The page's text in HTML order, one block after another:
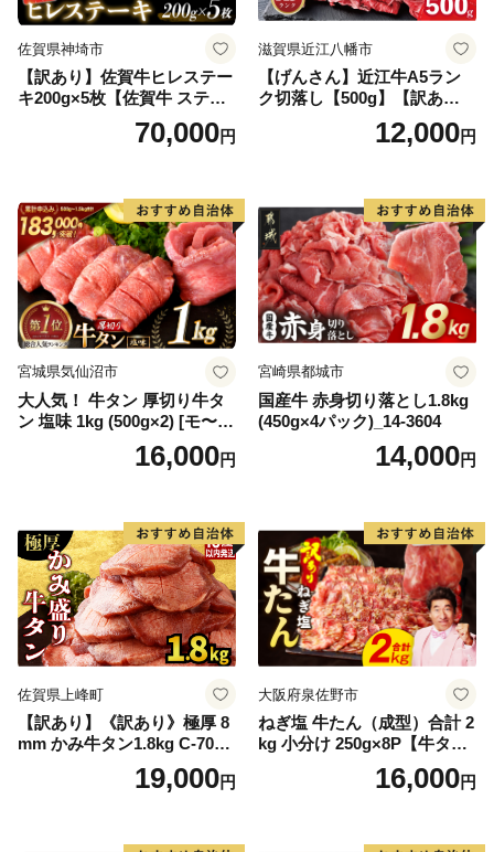
佐賀県神埼市
【訳あり】佐賀牛ヒレステー
キ200g×5枚【佐賀牛 ステー
キ ブランド肉 ヒレ肉 フィレ
肉 ジューシー ヘルシー】(H0
70,000円
滋賀県近江八幡市
【げんさん】近江牛A5ラン
ク切落し【500g】【訳あり】
12,000円
宮城県気仙沼市
大人気！ 牛タン 厚切り牛タ
ン 塩味 1kg (500g×2) [モ〜ラ
ンド 宮城県 気仙沼市 205646
60] 肉 牛肉 精肉 牛たん 牛タ
厚切り タン
16,000円
宮崎県都城市
国産牛 赤身切り落とし1.8kg
(450g×4パック)_14-3604
14,000円
佐賀県上峰町
【訳あり】《訳あり》極厚 8
mm かみ牛タン1.8kg C-709-
19,000円
大阪府泉佐野市
ねぎ塩 牛たん（成型）合計 2
kg 小分け 250g×8P【牛タン
牛肉 焼肉用 薄切り 訳あり サ
16,000円